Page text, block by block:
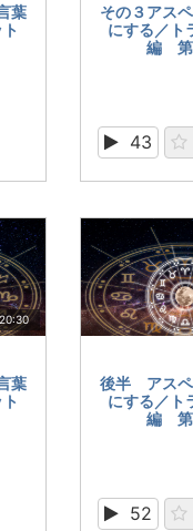
葉
その３アス
にする／ト
編 第
43
葉
後半 アスペ
にする／ト
編 第
52